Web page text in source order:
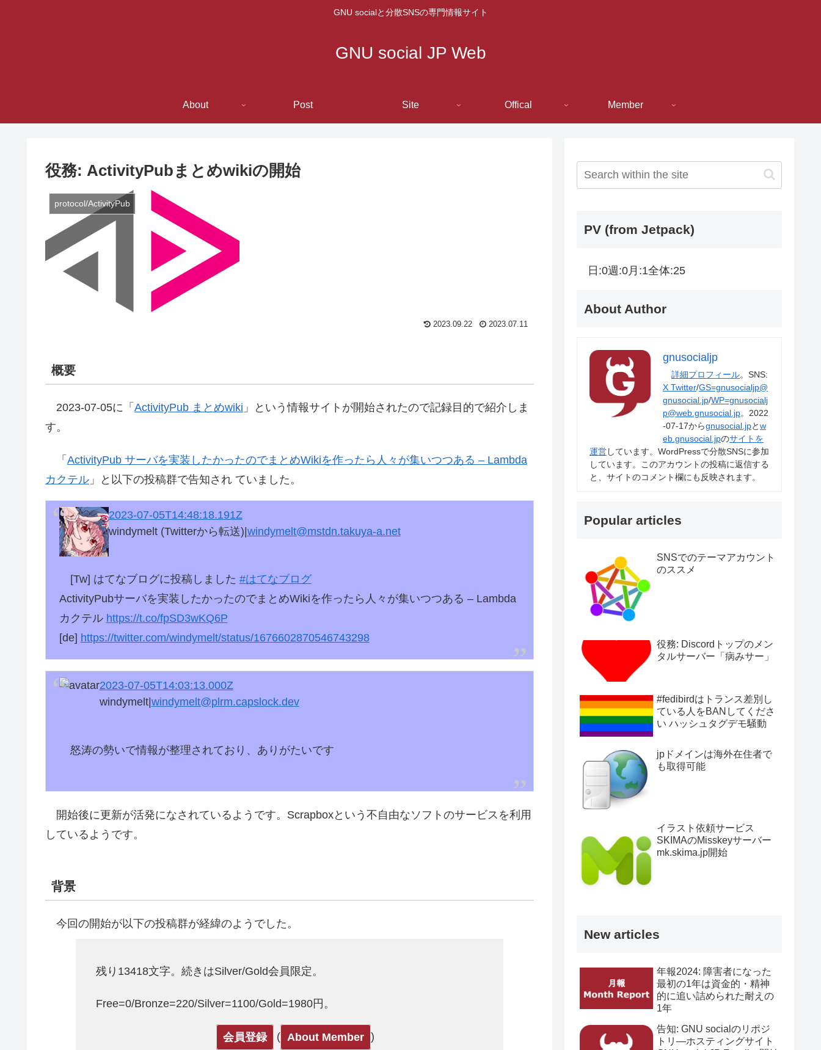
GNU socialと分散SNSの専門情報サイト
GNU social JP Web
About Post Site Offical Member
役務: ActivityPubまとめwikiの開始
protocol/ActivityPub
2023.09.22 2023.07.11
概要
2023-07-05に「 ActivityPub まとめwiki 」という情報サイトが開始されたので記録目的で紹介しま
す。
「 ActivityPub サーバを実装したかったのでまとめWikiを作ったら人々が集いつつある – Lambda
カクテル 」と以下の投稿群で告知され ていました。
2023-07-05T14:48:18.191Z
windymelt (Twitterから転送)|windymelt@mstdn.takuya-a.net
[Tw] はてなブログに投稿しました #はてなブログ
ActivityPubサーバを実装したかったのでまとめWikiを作ったら人々が集いつつある – Lambda
カクテル https://t.co/fpSD3wKQ6P
[de] https://twitter.com/windymelt/status/1676602870546743298
2023-07-05T14:03:13.000Z
windymelt| windymelt@plrm.capslock.dev
怒涛の勢いで情報が整理されており、ありがたいです
開始後に更新が活発になされているようです。Scrapboxという不自由なソフトのサービスを利用
しているようです。
背景
今回の開始が以下の投稿群が経緯のようでした。
残り13418文字。続きはSilver/Gold会員限定。
Free=0/Bronze=220/Silver=1100/Gold=1980円。
会員登録 ( About Member )
PV (from Jetpack)
日:0週:0月:1全体:25
About Author
gnusocialjp
詳細プロフィール。SNS:
X Twitter/GS=gnusocialjp@
gnusocial.jp/WP=gnusocialj
p@web.gnusocial.jp。2022
-07-17からgnusocial.jpとw
eb.gnusocial.jpのサイトを
運営しています。WordPressで分散SNSに参加
しています。このアカウントの投稿に返信する
と、サイトのコメント欄にも反映されます。
Popular articles
SNSでのテーマアカウント
のススメ
役務: Discordトップのメン
タルサーバー「病みサー」
#fedibirdはトランス差別し
ている人をBANしてくださ
い ハッシュタグデモ騒動
jpドメインは海外在住者で
も取得可能
イラスト依頼サービス
SKIMAのMisskeyサーバー
mk.skima.jp開始
New articles
年報2024: 障害者になった
最初の1年は資金的・精神
的に追い詰められた耐えの
1年
告知: GNU socialのリポジ
トリ―ホスティングサイト